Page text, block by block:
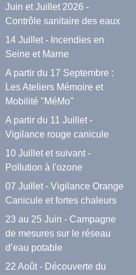
Juin et Juillet 2026 -
Contrôle sanitaire des eaux
14 Juillet - Incendies en
Seine et Marne
A partir du 17 Septembre :
Les Ateliers Mémoire et
Mobilité "MéMo"
A partir du 11 Juillet -
Vigilance rouge canicule
10 Juillet et suivant -
Pollution à l'ozone
07 Juillet - Vigilance Orange
Canicule et fortes chaleurs
23 au 25 Juin - Campagne
de mesures sur le réseau
d’eau potable
22 Août - Découverte du